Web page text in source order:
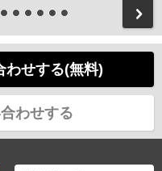
わせする(無料)
わせする